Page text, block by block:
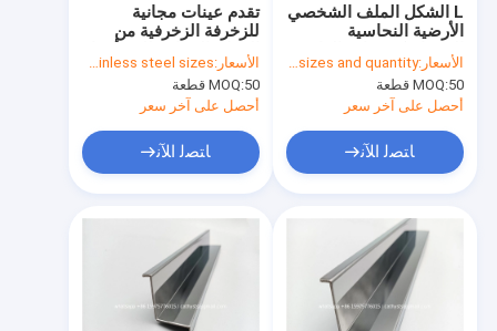
Products
About Us
تقدم عينات مجانية
للزخرفة الزخرفية من
الفولاذ المقاوم للصدأ قناة
U للخطوط المنحنية
السقف
الأسعار:according to stainless steel sizes
MOQ:50 قطعة
أحصل على آخر سعر
ﺎﺘﺼﻟ ﺍﻶﻧ
L الشكل الملف الشخصي
الأرضية النحاسية
السيراميكية حافة الزاوية
الحامي شريط الانتقال
الحارس الزاوية المعدنية
الألومنيوم Ti الفولاذ
الأسعار:based on sizes and quantity
MOQ:50 قطعة
أحصل على آخر سعر
ﺎﺘﺼﻟ ﺍﻶﻧ